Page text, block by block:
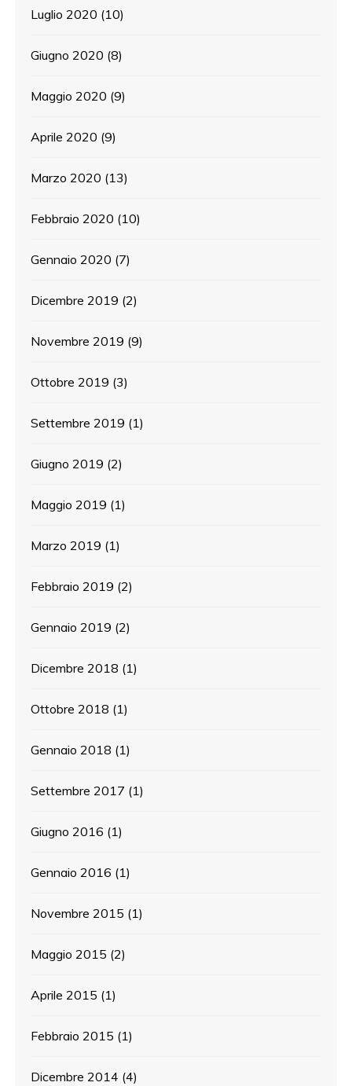
Luglio 2020 (10)
Giugno 2020 (8)
Maggio 2020 (9)
Aprile 2020 (9)
Marzo 2020 (13)
Febbraio 2020 (10)
Gennaio 2020 (7)
Dicembre 2019 (2)
Novembre 2019 (9)
Ottobre 2019 (3)
Settembre 2019 (1)
Giugno 2019 (2)
Maggio 2019 (1)
Marzo 2019 (1)
Febbraio 2019 (2)
Gennaio 2019 (2)
Dicembre 2018 (1)
Ottobre 2018 (1)
Gennaio 2018 (1)
Settembre 2017 (1)
Giugno 2016 (1)
Gennaio 2016 (1)
Novembre 2015 (1)
Maggio 2015 (2)
Aprile 2015 (1)
Febbraio 2015 (1)
Dicembre 2014 (4)